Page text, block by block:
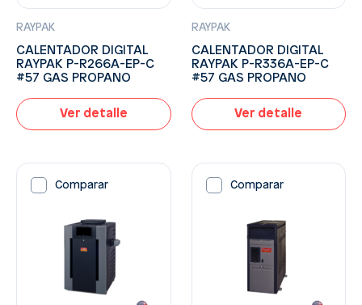
RAYPAK
CALENTADOR DIGITAL
RAYPAK P-R266A-EP-C
#57 GAS PROPANO
Ver detalle
RAYPAK
CALENTADOR DIGITAL
RAYPAK P-R336A-EP-C
#57 GAS PROPANO
Ver detalle
Comparar Comparar